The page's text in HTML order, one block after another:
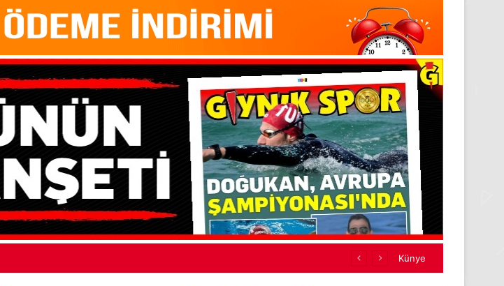
Künye